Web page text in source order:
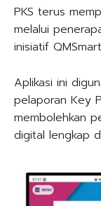
PKS terus
melalui
inisiatif
Aplikasi ini
pelaporan Key
membolehkan
digital lengkap